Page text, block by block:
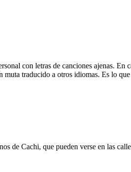
con letras de canciones ajenas.
traducido a otros idiomas. Es lo
de Cachi, que pueden verse en las